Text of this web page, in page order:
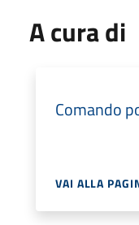
A cura di
Comando
VAI ALLA